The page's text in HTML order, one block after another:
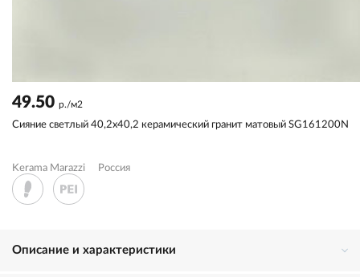
49.50 р./м2
Сияние светлый 40,2x40,2 керамический гранит матовый SG161200N
Kerama Marazzi Россия
Описание и характеристики